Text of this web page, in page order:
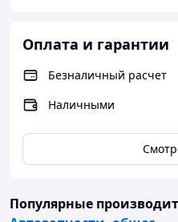
Оплата и гарантии
Безналичный расчет
Наличными
Популярные